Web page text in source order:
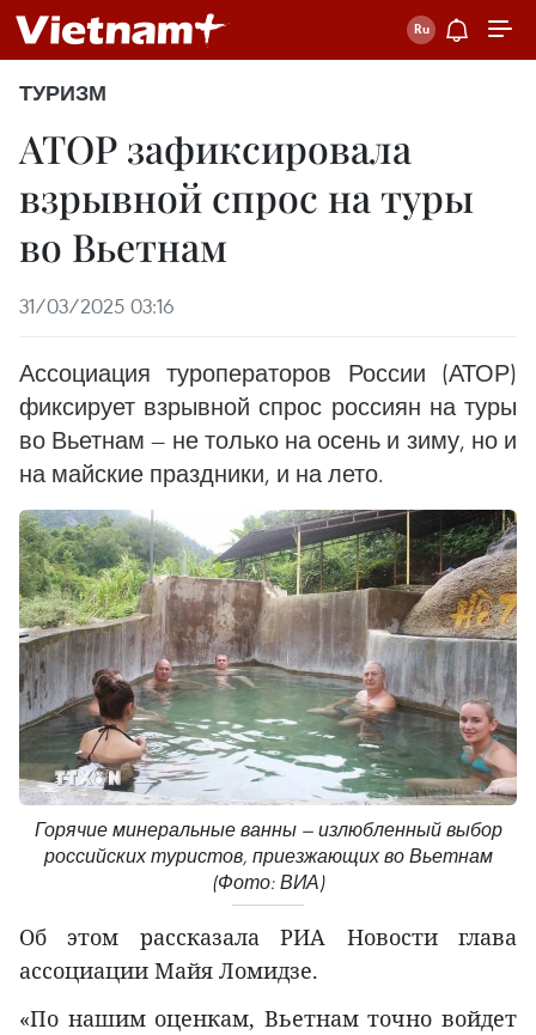
ТУРИЗМ
АТОР зафиксировала
взрывной спрос на туры
во Вьетнам
31/03/2025 03:16
Ассоциация туроператоров России (АТОР)
фиксирует взрывной спрос россиян на туры
во Вьетнам — не только на осень и зиму, но и
на майские праздники, и на лето.
Горячие минеральные ванны — излюбленный выбор
российских туристов, приезжающих во Вьетнам
(Фото: ВИА)
Об этом рассказала РИА Новости глава
ассоциации Майя Ломидзе.
«По нашим оценкам, Вьетнам точно войдет